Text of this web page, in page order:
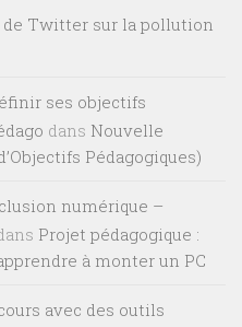
de Twitter sur la pollution
ses objectifs
dans Nouvelle
Pédagogiques)
numérique –
Projet pédagogique :
à monter un PC
avec des outils